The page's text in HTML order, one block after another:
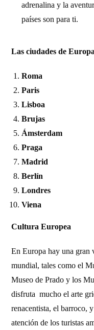
adrenalina y la
países son para ti.
Las ciudades de
Roma
Paris
Lisboa
Brujas
Ámsterdam
Praga
Madrid
Berlín
Londres
Viena
Cultura Europea
En Europa hay una gran
mundial, tales como el
Museo de Prado y los
disfruta mucho el arte
renacentista, el barroco,
atención de los turistas